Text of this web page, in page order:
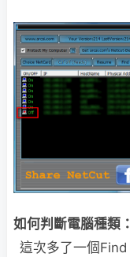
如何判斷電腦種類：
這次多了一個